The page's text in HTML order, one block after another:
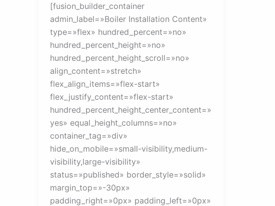
[fusion_builder_container
admin_label=»Boiler Installation Content»
type=»flex» hundred_percent=»no»
hundred_percent_height=»no»
hundred_percent_height_scroll=»no»
align_content=»stretch»
flex_align_items=»flex-start»
flex_justify_content=»flex-start»
hundred_percent_height_center_content=»
yes» equal_height_columns=»no»
container_tag=»div»
hide_on_mobile=»small-visibility,medium-
visibility,large-visibility»
status=»published» border_style=»solid»
margin_top=»-30px»
padding_right=»0px» padding_left=»0px»